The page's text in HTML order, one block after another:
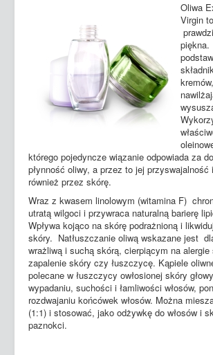
Oliwa
Virgin to
którego pojedyncze wiązanie odpowiada za
płynność oliwy, a przez to jej przyswajalność
również przez skórę.
Wraz z kwasem linolowym (witamina F)
utratą wilgoci i przywraca naturalną barierę
Wpływa kojąco na skórę podrażnioną i
skóry. Natłuszczanie oliwą wskazane jest
wrażliwą i suchą skórą, cierpiącym na alergie
zapalenie skóry czy łuszczycę. Kąpiele
polecane w łuszczycy owłosionej skóry
wypadaniu, suchości i łamliwości włosów,
rozdwajaniu końcówek włosów. Można
(1:1) i stosować, jako odżywkę do włosów i
paznokci.